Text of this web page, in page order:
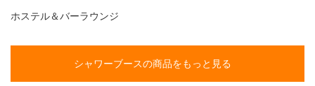
ホステル＆バーラウンジ
シャワーブースの商品をもっと見る